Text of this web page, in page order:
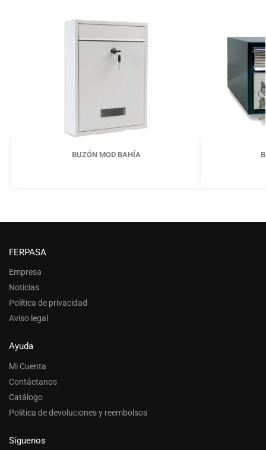
BUZÓN MOD BAHÍA
FERPASA
Empresa
Noticias
Política de privacidad
Aviso legal
Ayuda
Mi Cuenta
Contáctanos
Catálogo
Política de devoluciones y reembolsos
Síguenos